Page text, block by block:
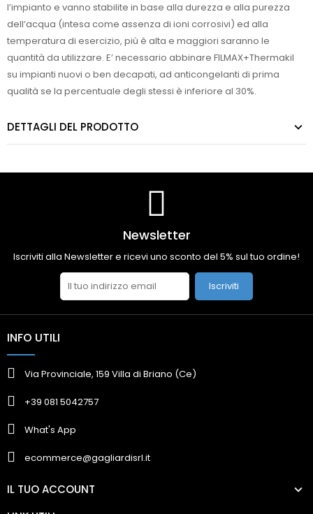
l’impianto e vanno stabilite in base alla durezza e alla purezza
dell’acqua (intesa come assenza di ioni corrosivi) ed alla
temperatura di esercizio, più è alta e maggiori saranno le
quantità da utilizzare. E’ necessario abbinare FILMAX+Thermakil
su impianti nuovi o ben decapati, ad anticongelanti di prima
qualità se la percentuale degli stessi è inferiore al 30%.
DETTAGLI DEL PRODOTTO
Newsletter
Iscriviti alla Newsletter e ricevi uno sconto del 5% sul tuo ordine!
Iscriviti
INFO UTILI
Via Provinciale, 159 Villa di Briano (Ce)
+39 081 5042757
What's App
ecommerce@gagliardisrl.it
IL TUO ACCOUNT